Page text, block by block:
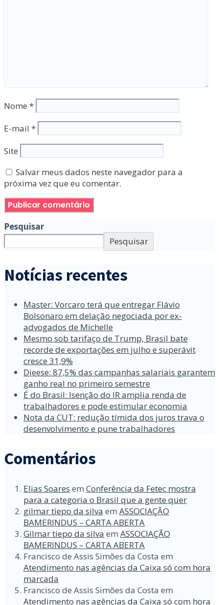
Nome *
E-mail *
Site
Salvar meus dados neste navegador para a
próxima vez que eu comentar.
Pesquisar
Pesquisar
Notícias recentes
Master: Vorcaro terá que entregar Flávio
Bolsonaro em delação negociada por ex-
advogados de Michelle
Mesmo sob tarifaço de Trump, Brasil bate
recorde de exportações em julho e superávit
cresce 31,9%
Dieese: 87,5% das campanhas salariais garantem
ganho real no primeiro semestre
É do Brasil: Isenção do IR amplia renda de
trabalhadores e pode estimular economia
Nota da CUT: redução tímida dos juros trava o
desenvolvimento e pune trabalhadores
Comentários
Elias Soares em Conferência da Fetec mostra
para a categoria o Brasil que a gente quer
gilmar tiepo da silva em ASSOCIAÇÃO
BAMERINDUS – CARTA ABERTA
Gilmar tiepo da silva em ASSOCIAÇÃO
BAMERINDUS – CARTA ABERTA
Francisco de Assis Simões da Costa em
Atendimento nas agências da Caixa só com hora
marcada
Francisco de Assis Simões da Costa em
Atendimento nas agências da Caixa só com hora